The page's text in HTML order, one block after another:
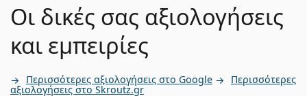
Οι δικές σας αξιολογήσεις
και εμπειρίες
Περισσότερες αξιολογήσεις στο Google Περισσότερες
αξιολογήσεις στο Skroutz.gr